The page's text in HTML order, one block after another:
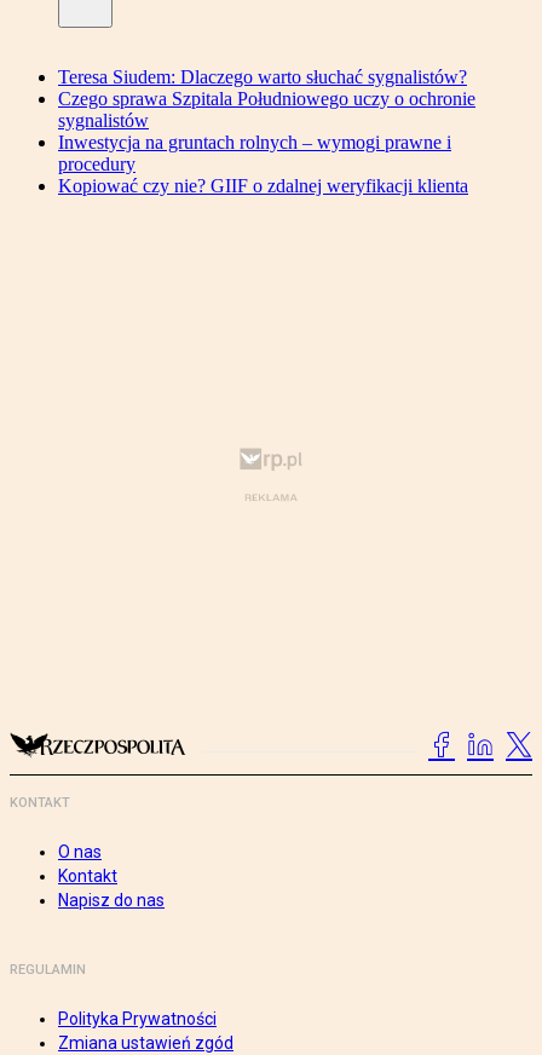
Teresa Siudem: Dlaczego warto słuchać sygnalistów?
Czego sprawa Szpitala Południowego uczy o ochronie
sygnalistów
Inwestycja na gruntach rolnych – wymogi prawne i
procedury
Kopiować czy nie? GIIF o zdalnej weryfikacji klienta
KONTAKT
O nas
Kontakt
Napisz do nas
REGULAMIN
Polityka Prywatności
Zmiana ustawień zgód